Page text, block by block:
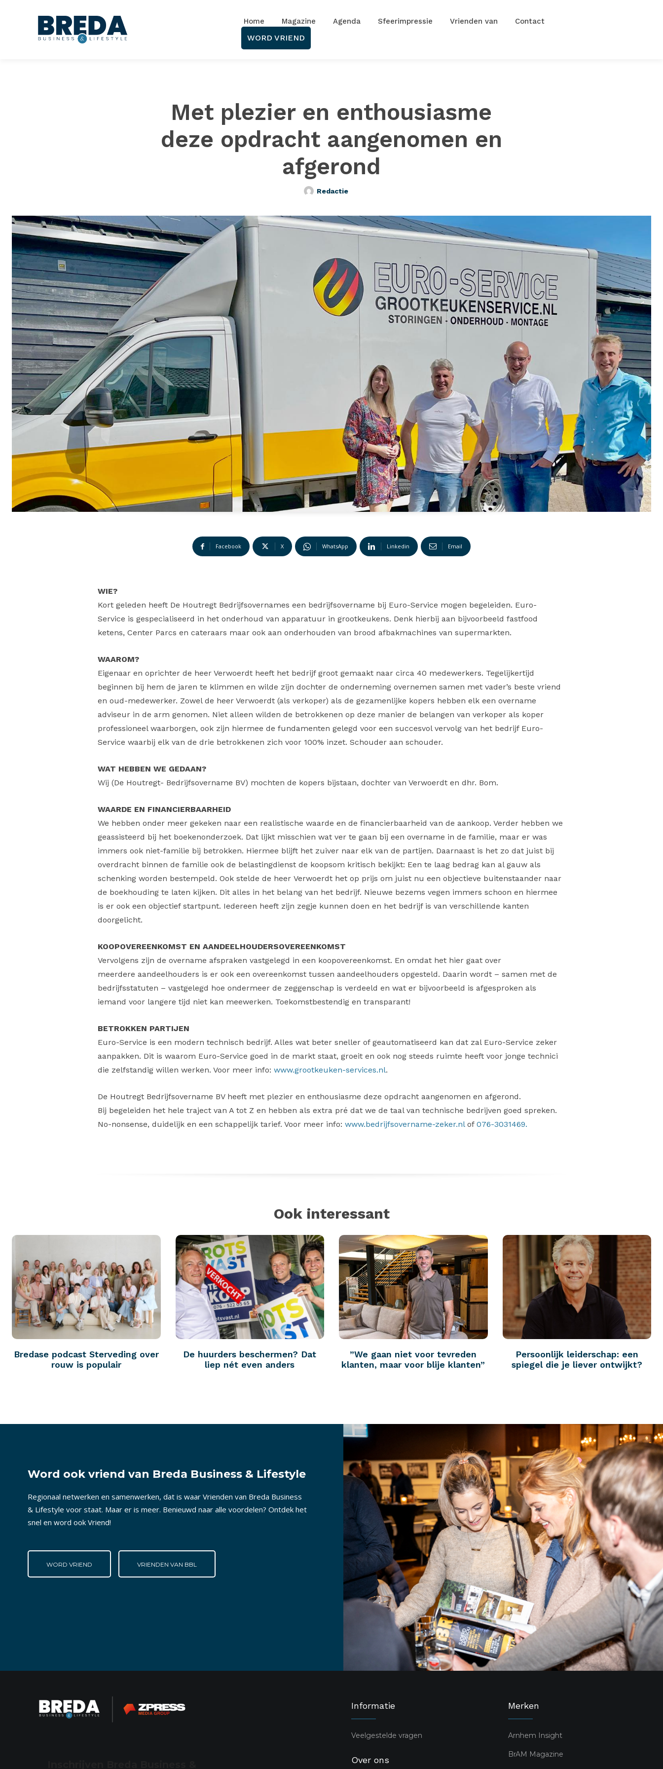
Home Magazine Agenda Sfeerimpressie Vrienden van Contact
WORD VRIEND
Met plezier en enthousiasme
deze opdracht aangenomen en
afgerond
Redactie
Facebook X WhatsApp Linkedin Email
WIE?
Kort geleden heeft De Houtregt Bedrijfsovernames een bedrijfsovername bij Euro-Service mogen begeleiden. Euro-
Service is gespecialiseerd in het onderhoud van apparatuur in grootkeukens. Denk hierbij aan bijvoorbeeld fastfood
ketens, Center Parcs en cateraars maar ook aan onderhouden van brood afbakmachines van supermarkten.
WAAROM?
Eigenaar en oprichter de heer Verwoerdt heeft het bedrijf groot gemaakt naar circa 40 medewerkers. Tegelijkertijd
beginnen bij hem de jaren te klimmen en wilde zijn dochter de onderneming overnemen samen met vader’s beste vriend
en oud-medewerker. Zowel de heer Verwoerdt (als verkoper) als de gezamenlijke kopers hebben elk een overname
adviseur in de arm genomen. Niet alleen wilden de betrokkenen op deze manier de belangen van verkoper als koper
professioneel waarborgen, ook zijn hiermee de fundamenten gelegd voor een succesvol vervolg van het bedrijf Euro-
Service waarbij elk van de drie betrokkenen zich voor 100% inzet. Schouder aan schouder.
WAT HEBBEN WE GEDAAN?
Wij (De Houtregt- Bedrijfsovername BV) mochten de kopers bijstaan, dochter van Verwoerdt en dhr. Bom.
WAARDE EN FINANCIERBAARHEID
We hebben onder meer gekeken naar een realistische waarde en de financierbaarheid van de aankoop. Verder hebben we
geassisteerd bij het boekenonderzoek. Dat lijkt misschien wat ver te gaan bij een overname in de familie, maar er was
immers ook niet-familie bij betrokken. Hiermee blijft het zuiver naar elk van de partijen. Daarnaast is het zo dat juist bij
overdracht binnen de familie ook de belastingdienst de koopsom kritisch bekijkt: Een te laag bedrag kan al gauw als
schenking worden bestempeld. Ook stelde de heer Verwoerdt het op prijs om juist nu een objectieve buitenstaander naar
de boekhouding te laten kijken. Dit alles in het belang van het bedrijf. Nieuwe bezems vegen immers schoon en hiermee
is er ook een objectief startpunt. Iedereen heeft zijn zegje kunnen doen en het bedrijf is van verschillende kanten
doorgelicht.
KOOPOVEREENKOMST EN AANDEELHOUDERSOVEREENKOMST
Vervolgens zijn de overname afspraken vastgelegd in een koopovereenkomst. En omdat het hier gaat over
meerdere aandeelhouders is er ook een overeenkomst tussen aandeelhouders opgesteld. Daarin wordt – samen met de
bedrijfsstatuten – vastgelegd hoe ondermeer de zeggenschap is verdeeld en wat er bijvoorbeeld is afgesproken als
iemand voor langere tijd niet kan meewerken. Toekomstbestendig en transparant!
BETROKKEN PARTIJEN
Euro-Service is een modern technisch bedrijf. Alles wat beter sneller of geautomatiseerd kan dat zal Euro-Service zeker
aanpakken. Dit is waarom Euro-Service goed in de markt staat, groeit en ook nog steeds ruimte heeft voor jonge technici
die zelfstandig willen werken. Voor meer info: www.grootkeuken-services.nl.
De Houtregt Bedrijfsovername BV heeft met plezier en enthousiasme deze opdracht aangenomen en afgerond.
Bij begeleiden het hele traject van A tot Z en hebben als extra pré dat we de taal van technische bedrijven goed spreken.
No-nonsense, duidelijk en een schappelijk tarief. Voor meer info: www.bedrijfsovername-zeker.nlof 076-3031469.
Ook interessant
Bredase podcast Sterveding over
rouw is populair
De huurders beschermen? Dat
liep nét even anders
”We gaan niet voor tevreden
klanten, maar voor blije klanten”
Persoonlijk leiderschap: een
spiegel die je liever ontwijkt?
Word ook vriend van Breda Business & Lifestyle
Regionaal netwerken en samenwerken, dat is waar Vrienden van Breda Business
& Lifestyle voor staat. Maar er is meer. Benieuwd naar alle voordelen? Ontdek het
snel en word ook Vriend!
WORD VRIEND VRIENDEN VAN BBL
Informatie
Veelgestelde vragen
Over ons
Merken
Arnhem Insight
BrAM Magazine